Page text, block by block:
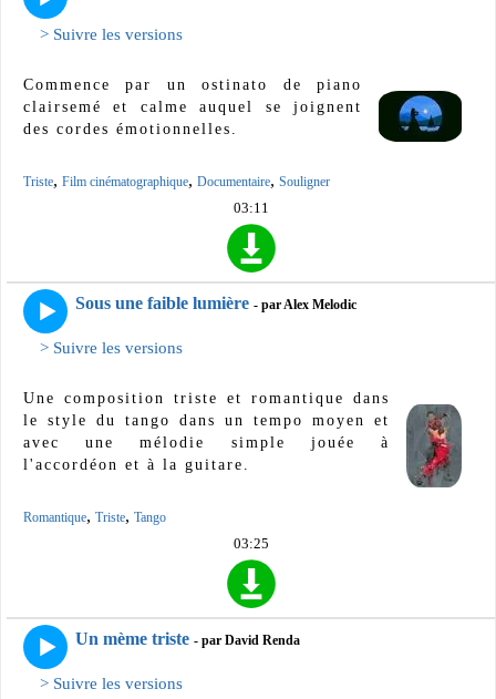
> Suivre les versions
Commence par un ostinato de piano
clairsemé et calme auquel se joignent
des cordes émotionnelles.
Triste, Film cinématographique, Documentaire, Souligner
03:11
Sous une faible lumière - par Alex Melodic
> Suivre les versions
Une composition triste et romantique dans
le style du tango dans un tempo moyen et
avec une mélodie simple jouée à
l'accordéon et à la guitare.
Romantique, Triste, Tango
03:25
Un mème triste - par David Renda
> Suivre les versions